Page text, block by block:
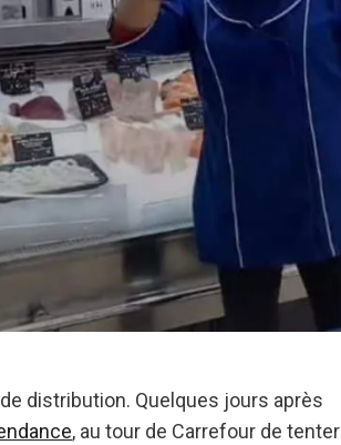
distribution. Quelques jours après
, au tour de Carrefour de tenter